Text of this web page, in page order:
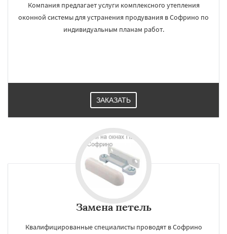
Компания предлагает услуги комплексного утепления
оконной системы для устранения продувания в Софрино по
индивидуальным планам работ.
ЗАКАЗАТЬ
Замена петель
Квалифицированные специалисты проводят в Софрино